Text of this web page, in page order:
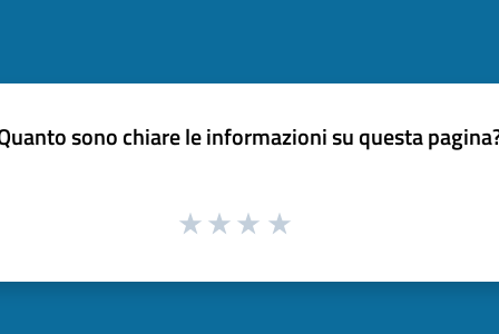
sono chiare le informazioni su questa